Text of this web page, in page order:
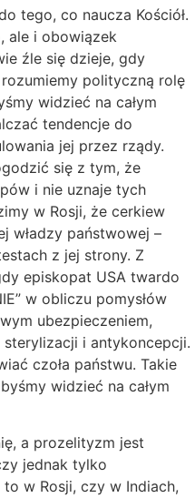
tego, co naucza Kościół.
ale i obowiązek
źle się dzieje, gdy
rozumiemy polityczną rolę
widzieć na całym
tendencje do
jej przez rządy.
się z tym, że
i nie uznaje tych
w Rosji, że cerkiew
władzy państwowej –
z jej strony. Z
episkopat USA twardo
w obliczu pomysłów
ubezpieczeniem,
i antykoncepcji.
czoła państwu. Takie
widzieć na całym
a prozelityzm jest
jednak tylko
w Rosji, czy w Indiach,